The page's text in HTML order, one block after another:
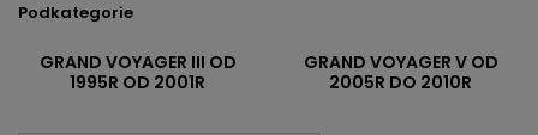
Podkategorie
GRAND VOYAGER III OD
1995R OD 2001R
GRAND VOYAGER V OD
2005R DO 2010R